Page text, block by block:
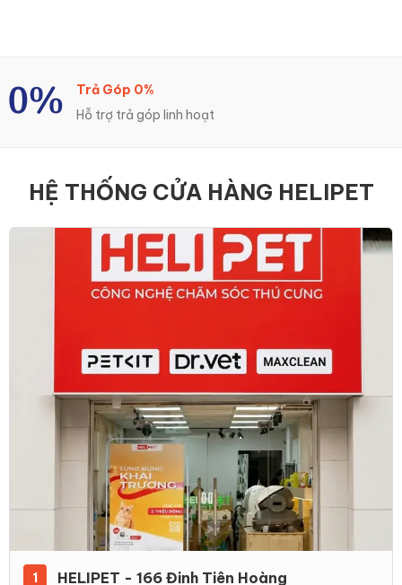
Trả Góp 0%
Hỗ trợ trả góp linh hoạt
HỆ THỐNG CỬA HÀNG HELIPET
1 HELIPET - 166 Đinh Tiên Hoàng